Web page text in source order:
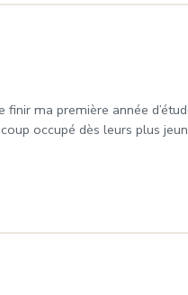
ma première année
occupé dès leurs plus